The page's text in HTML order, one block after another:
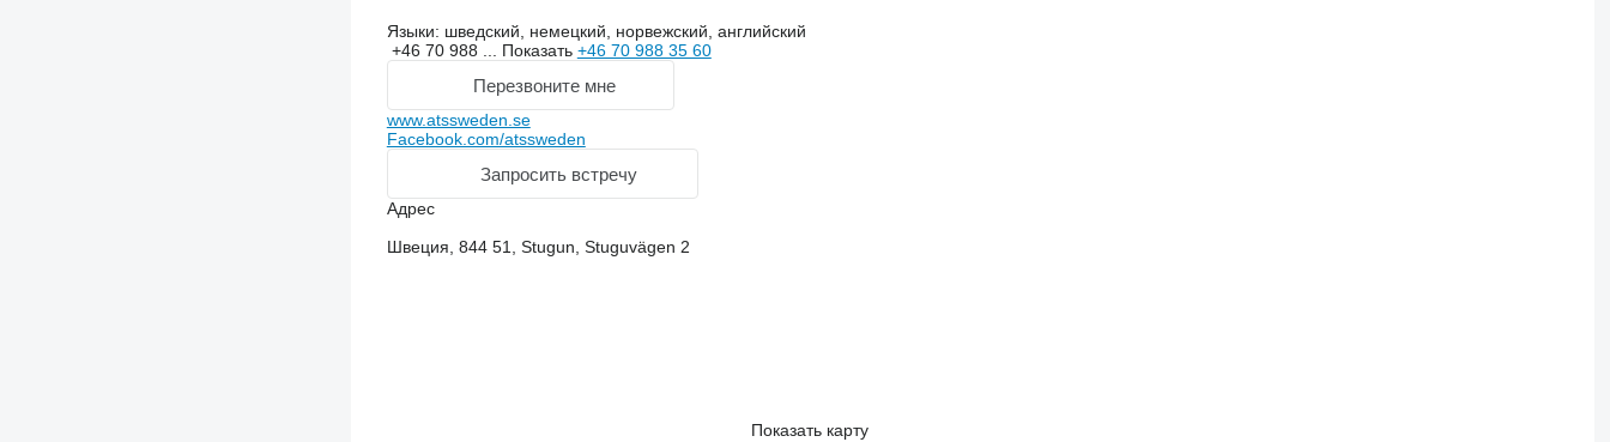
Языки: шведский, немецкий, норвежский, английский
+46 70 988 ... Показать +46 70 988 35 60
Перезвоните мне
www.atssweden.se
Facebook.com/atssweden
Запросить встречу
Адрес
Швеция, 844 51, Stugun, Stuguvägen 2
Показать карту